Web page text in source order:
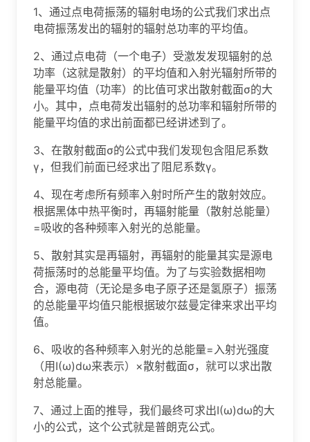
1、通过点电荷振荡的辐射电场的公式我们求出点
电荷振荡发出的辐射的辐射总功率的平均值。
2、通过点电荷（一个电子）受激发发现辐射的总
功率（这就是散射）的平均值和入射光辐射所带的
能量平均值（功率）的比值可求出散射截面σ的大
小。其中，点电荷发出辐射的总功率和辐射所带的
能量平均值的求出前面都已经讲述到了。
3、在散射截面σ的公式中我们发现包含阻尼系数
γ，但我们前面已经求出了阻尼系数γ。
4、现在考虑所有频率入射时所产生的散射效应。
根据黑体中热平衡时，再辐射能量（散射总能量）
=吸收的各种频率入射光的总能量。
5、散射其实是再辐射，再辐射的能量其实是源电
荷振荡时的总能量平均值。为了与实验数据相吻
合，源电荷（无论是多电子原子还是氢原子）振荡
的总能量平均值只能根据玻尔兹曼定律来求出平均
值。
6、吸收的各种频率入射光的总能量=入射光强度
（用I(ω)dω来表示）×散射截面σ，就可以求出散
射总能量。
7、通过上面的推导，我们最终可求出I(ω)dω的大
小的公式，这个公式就是普朗克公式。